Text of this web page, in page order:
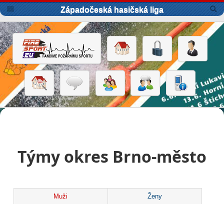
Západočeská hasičská liga
Týmy okres Brno-město
Muži Ženy